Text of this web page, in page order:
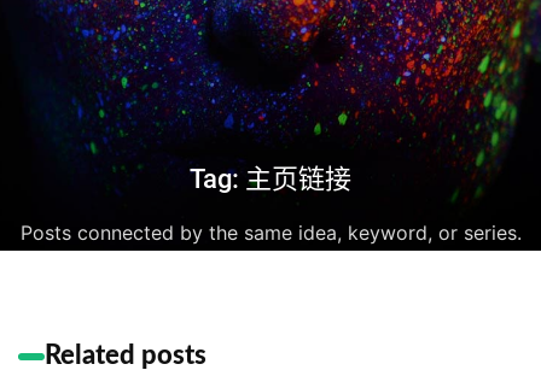
Tag: 主页链接
Posts connected by the same idea, keyword, or series.
Related posts